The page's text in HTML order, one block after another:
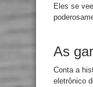
Eles se
As
Conta a
eletrônico